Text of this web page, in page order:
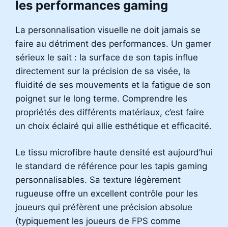
les performances gaming
La personnalisation visuelle ne doit jamais se
faire au détriment des performances. Un gamer
sérieux le sait : la surface de son tapis influe
directement sur la précision de sa visée, la
fluidité de ses mouvements et la fatigue de son
poignet sur le long terme. Comprendre les
propriétés des différents matériaux, c’est faire
un choix éclairé qui allie esthétique et efficacité.
Le tissu microfibre haute densité est aujourd’hui
le standard de référence pour les tapis gaming
personnalisables. Sa texture légèrement
rugueuse offre un excellent contrôle pour les
joueurs qui préfèrent une précision absolue
(typiquement les joueurs de FPS comme